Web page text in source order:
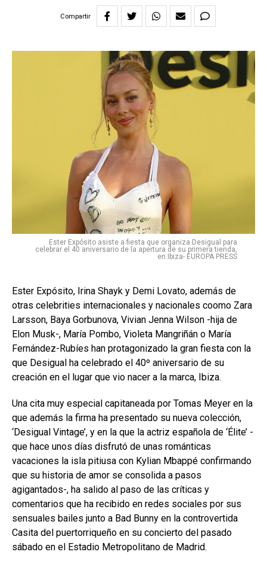
Compartir
Ester Expósito asiste a fiesta que organiza Desigual para
celebrar el 40 aniversario de la apertura de su primera tienda,
en Ibiza- EUROPA PRESS
Ester Expósito, Irina Shayk y Demi Lovato, además de
otras celebrities internacionales y nacionales coomo Zara
Larsson, Baya Gorbunova, Vivian Jenna Wilson -hija de
Elon Musk-, María Pombo, Violeta Mangriñán o María
Fernández-Rubíes han protagonizado la gran fiesta con la
que Desigual ha celebrado el 40º aniversario de su
creación en el lugar que vio nacer a la marca, Ibiza.
Una cita muy especial capitaneada por Tomas Meyer en la
que además la firma ha presentado su nueva colección,
‘Desigual Vintage’, y en la que la actriz española de ‘Élite’ -
que hace unos días disfrutó de unas románticas
vacaciones la isla pitiusa con Kylian Mbappé confirmando
que su historia de amor se consolida a pasos
agigantados-, ha salido al paso de las críticas y
comentarios que ha recibido en redes sociales por sus
sensuales bailes junto a Bad Bunny en la controvertida
Casita del puertorriqueño en su concierto del pasado
sábado en el Estadio Metropolitano de Madrid.